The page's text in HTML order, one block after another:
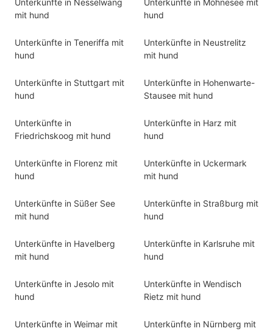
Unterkünfte in Nesselwang
mit hund
Unterkünfte in Möhnesee mit
hund
Unterkünfte in Teneriffa mit
hund
Unterkünfte in Neustrelitz
mit hund
Unterkünfte in Stuttgart mit
hund
Unterkünfte in Hohenwarte-
Stausee mit hund
Unterkünfte in
Friedrichskoog mit hund
Unterkünfte in Harz mit
hund
Unterkünfte in Florenz mit
hund
Unterkünfte in Uckermark
mit hund
Unterkünfte in Süßer See
mit hund
Unterkünfte in Straßburg mit
hund
Unterkünfte in Havelberg
mit hund
Unterkünfte in Karlsruhe mit
hund
Unterkünfte in Jesolo mit
hund
Unterkünfte in Wendisch
Rietz mit hund
Unterkünfte in Weimar mit
Unterkünfte in Nürnberg mit